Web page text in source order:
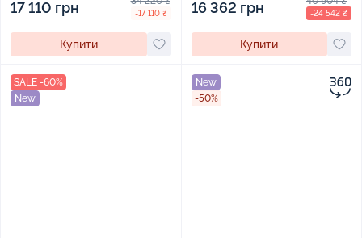
17 110 грн -17 110 ₴
Купити
16 362 грн -24 542 ₴
Купити
SALE -60%
New
New
-50%